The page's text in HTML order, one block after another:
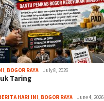
BOGOR RAYA July 8, 2026
Taring
HARI INI BOGOR RAYA June 4, 2026